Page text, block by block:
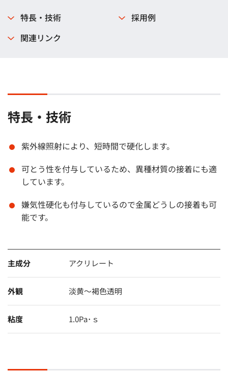
特長・技術
採用例
関連リンク
特長・技術
紫外線照射により、短時間で硬化します。
可とう性を付与しているため、異種材質の接着にも適
しています。
嫌気性硬化も付与しているので金属どうしの接着も可
能です。
主成分 アクリレート
外観 淡黄～褐色透明
粘度 1.0Pa･ｓ